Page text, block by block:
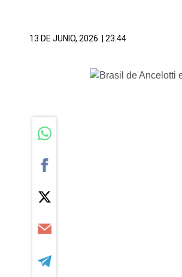
13 DE JUNIO, 2026 | 23.44